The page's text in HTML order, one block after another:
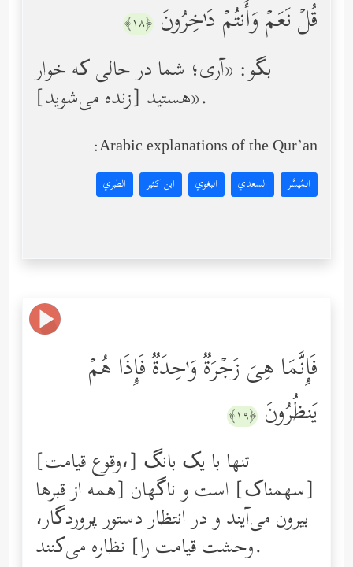
قُلۡ نَعَمۡ وَأَنتُمۡ دَ ٰ⁠خِرُونَ ﴿١٨﴾
بگو: «آری؛ شما در حالی که خوار
هستید [زنده می‌شوید]».
Arabic explanations of the Qur’an:
المُيسَّر السعدي البغوي ابن كثير الطبري
فَإِنَّمَا هِیَ زَجۡرَةࣱ وَ ٰ⁠حِدَةࣱ فَإِذَا هُمۡ
یَنظُرُونَ ﴿١٩﴾
[وقوع قیامت،] تنها با یک بانگ
[سهمناک] است و ناگهان [همه از قبرها
بیرون می‌آیند و در انتظار دستور پروردگار،
وحشت قیامت را] نظاره می‌کنند.